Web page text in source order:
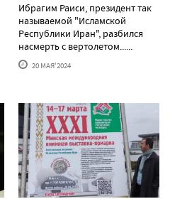
Ибрагим Раиси, президент так
называемой "Исламской
Республики Иран", разбился
насмерть с вертолетом......
20 МАЯ'2024